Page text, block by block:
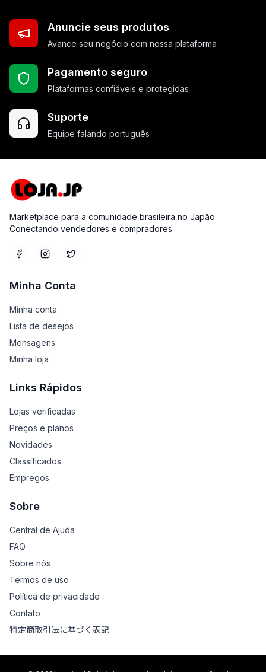
Anuncie seus produtos
Avance seu negócio com nossa plataforma
Pagamento seguro
Plataformas confiáveis e protegidas
Suporte
Equipe falando português
Marketplace para a comunidade brasileira no Japão.
Conectando vendedores e compradores.
Minha Conta
Minha conta
Lista de desejos
Mensagens
Minha loja
Links Rápidos
Lojas verificadas
Preços e planos
Novidades
Classificados
Empregos
Sobre
Central de Ajuda
FAQ
Sobre nós
Termos de uso
Política de privacidade
Contato
特定商取引法に基づく表記